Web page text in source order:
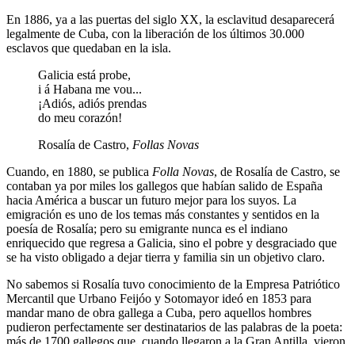
En 1886, ya a las puertas del siglo XX, la esclavitud desaparecerá
legalmente de Cuba, con la liberación de los últimos 30.000
esclavos que quedaban en la isla.
Galicia está probe,
i á Habana me vou...
¡Adiós, adiós prendas
do meu corazón!
Rosalía de Castro, Follas Novas
Cuando, en 1880, se publica Folla Novas, de Rosalía de Castro, se
contaban ya por miles los gallegos que habían salido de España
hacia América a buscar un futuro mejor para los suyos. La
emigración es uno de los temas más constantes y sentidos en la
poesía de Rosalía; pero su emigrante nunca es el indiano
enriquecido que regresa a Galicia, sino el pobre y desgraciado que
se ha visto obligado a dejar tierra y familia sin un objetivo claro.
No sabemos si Rosalía tuvo conocimiento de la Empresa Patriótico
Mercantil que Urbano Feijóo y Sotomayor ideó en 1853 para
mandar mano de obra gallega a Cuba, pero aquellos hombres
pudieron perfectamente ser destinatarios de las palabras de la poeta:
más de 1700 gallegos que, cuando llegaron a la Gran Antilla, vieron